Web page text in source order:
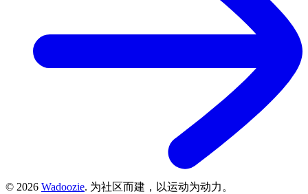
© 2026 Wadoozie. 为社区而建，以运动为动力。